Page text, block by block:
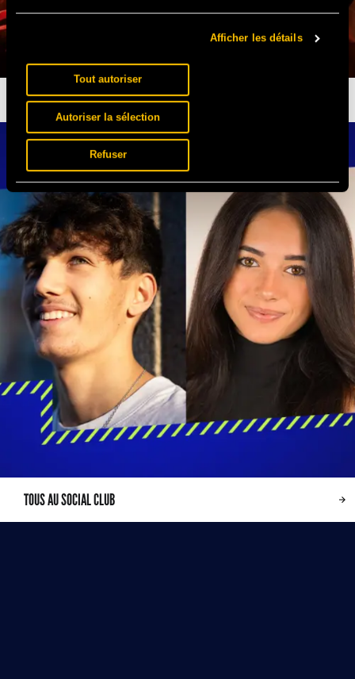
Afficher les détails
Tout autoriser
Autoriser la sélection
Refuser
TIAKOLA EN EXCLU
DIMANCHE EN DJ SET
TOUS AU SOCIAL CLUB